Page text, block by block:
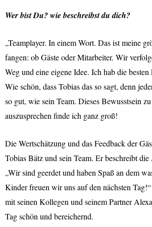
Wer bist Du? wie beschreibst du dich?
„Teamplayer. In einem Wort. Das ist meine
fangen: ob Gäste oder Mitarbeiter. Wir
Weg und eine eigene Idee. Ich hab die
Wie schön, dass Tobias das so sagt, denn
so gut, wie sein Team. Dieses Bewusstsein
auszusprechen finde ich ganz groß!
Die Wertschätzung und das Feedback der
Tobias Bätz und sein Team. Er beschreibt
„Wir sind geerdet und haben Spaß an dem
Kinder freuen wir uns auf den nächsten
mit seinen Kollegen und seinem Partner
Tag schön und bereichernd.